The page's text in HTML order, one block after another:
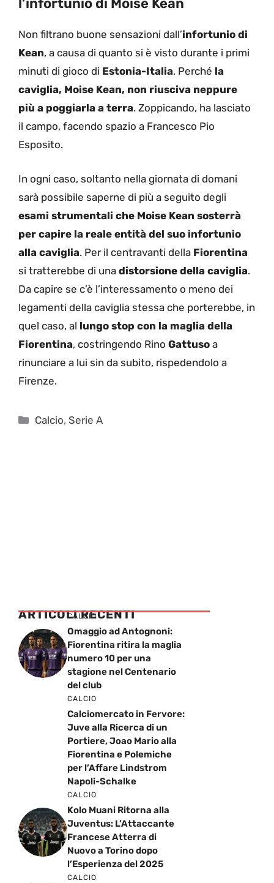
l’infortunio di Moise Kean
Non filtrano buone sensazioni dall’infortunio di
Kean, a causa di quanto si è visto durante i primi
minuti di gioco di Estonia-Italia. Perché la
caviglia, Moise Kean, non riusciva neppure
più a poggiarla a terra. Zoppicando, ha lasciato
il campo, facendo spazio a Francesco Pio
Esposito.
In ogni caso, soltanto nella giornata di domani
sarà possibile saperne di più a seguito degli
esami strumentali che Moise Kean sosterrà
per capire la reale entità del suo infortunio
alla caviglia. Per il centravanti della Fiorentina
si tratterebbe di una distorsione della caviglia.
Da capire se c’è l’interessamento o meno dei
legamenti della caviglia stessa che porterebbe, in
quel caso, al lungo stop con la maglia della
Fiorentina, costringendo Rino Gattuso a
rinunciare a lui sin da subito, rispedendolo a
Firenze.
Categorie
Calcio,Serie A
ARTICOLI RECENTI
CALCIO
Omaggio ad Antognoni:
Fiorentina ritira la maglia
numero 10 per una
stagione nel Centenario
del club
CALCIO
Calciomercato in Fervore:
Juve alla Ricerca di un
Portiere, Joao Mario alla
Fiorentina e Polemiche
per l’Affare Lindstrom
Napoli-Schalke
CALCIO
Kolo Muani Ritorna alla
Juventus: L’Attaccante
Francese Atterra di
Nuovo a Torino dopo
l’Esperienza del 2025
CALCIO